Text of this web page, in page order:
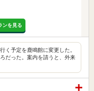
ンを見る
く予定を鹿鳴館に変更した。
だった。案内を請うと、外来